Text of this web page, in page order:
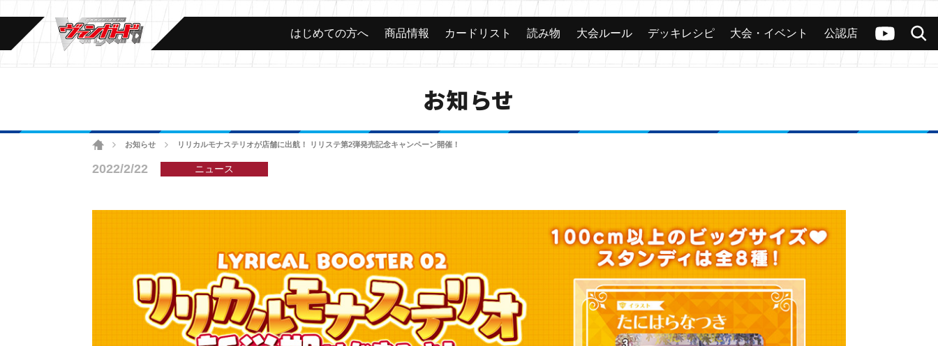
ヴァンガードch
検索
カード 大会 公認店舗 その他
はじめての方へ 商品情報 カードリスト 読み物 大会ルール デッキレシピ 大会・イベント 公認店
お知らせ
ホームお知らせ リリカルモナステリオが店舗に出航！ リリステ第2弾発売記念キャンペーン開催！
2022/2/22 ニュース